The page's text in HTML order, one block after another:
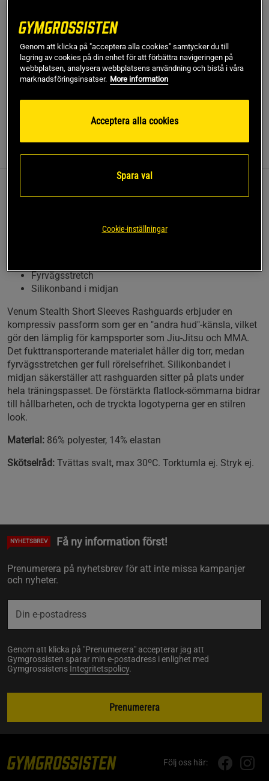
Fri frakt över 499 kr Fri retur
SKU #VENUM-06276-459R | EAN3611442174197
Träna med självförtroende och bekvämlighet med Venum
Stealth Short Sleeves Rashguards.
Information Recensioner Näring & Ingredienser
Denna rashguard är designad för att ge stöd och
kampsport och cross-training.
Fyrvägsstretch
Silikonband i midjan
Venum Stealth Short Sleeves Rashguards erbjuder en
kompressiv passform som ger en "andra hud"-känsla, vilket
gör den lämplig för kampsporter som Jiu-Jitsu och MMA.
Det fukttransporterande materialet håller dig torr, medan
fyrvägsstretchen ger full rörelsefrihet. Silikonbandet i
midjan säkerställer att rashguarden sitter på plats under
hela träningspasset. De förstärkta flatlock-sömmarna bidrar
till hållbarheten, och de tryckta logotyperna ger en stilren
look.
Material: 86% polyester, 14% elastan
Skötselråd: Tvättas svalt, max 30ºC. Torktumla ej. Stryk ej.
NYHETSBREV Få ny information först!
Prenumerera på nyhetsbrev för att inte missa kampanjer
och nyheter.
Genom att klicka på "Prenumerera" accepterar jag att
Gymgrossisten sparar min e-postadress i enlighet med
Gymgrossistens Integritetspolicy.
Prenumerera
Följ oss här:
Genom att klicka på "acceptera alla cookies" samtycker du till
lagring av cookies på din enhet för att förbättra navigeringen på
webbplatsen, analysera webbplatsens användning och bistå i våra
marknadsföringsinsatser. More information
Acceptera alla cookies
Spara val
Cookie-inställningar